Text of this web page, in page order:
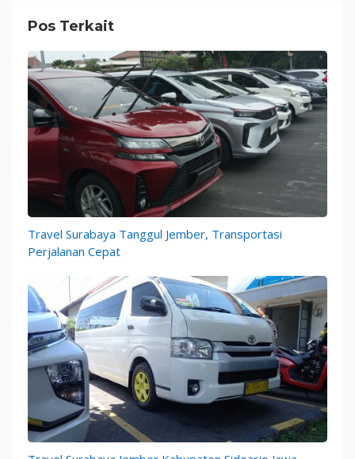
Pos Terkait
Travel Surabaya Tanggul Jember, Transportasi
Perjalanan Cepat